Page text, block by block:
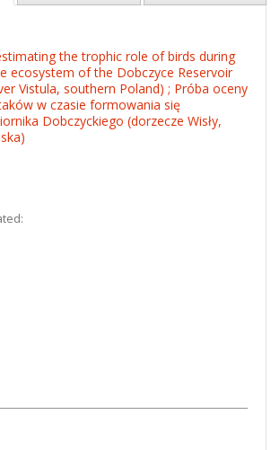
the trophic role of birds during
ecosystem of the Dobczyce Reservoir
Vistula, southern Poland) ; Próba oceny
w czasie formowania się
Dobczyckiego (dorzecze Wisły,